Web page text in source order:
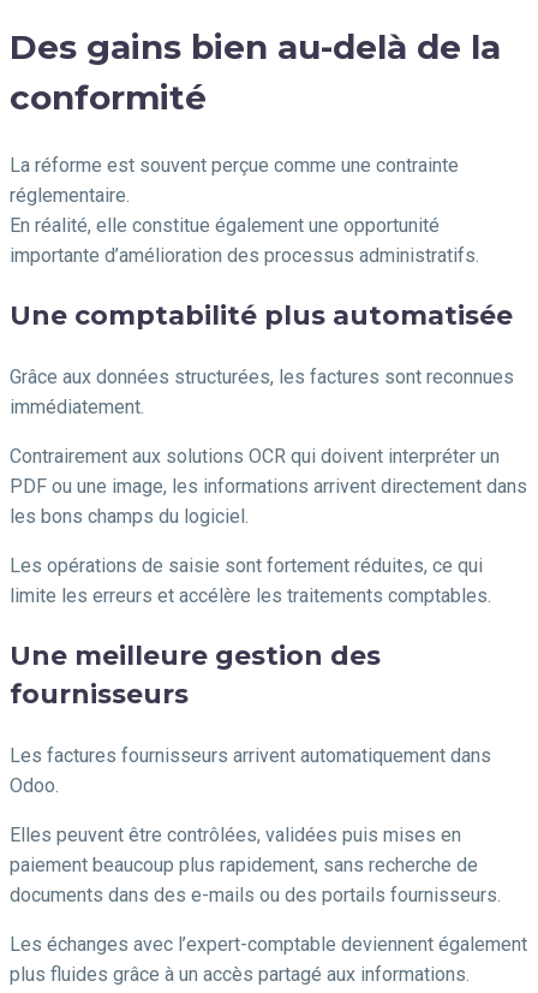
Des gains bien au-delà de la
conformité
La réforme est souvent perçue comme une contrainte
réglementaire.
En réalité, elle constitue également une opportunité
importante d’amélioration des processus administratifs.
Une comptabilité plus automatisée
Grâce aux données structurées, les factures sont reconnues
immédiatement.
Contrairement aux solutions OCR qui doivent interpréter un
PDF ou une image, les informations arrivent directement dans
les bons champs du logiciel.
Les opérations de saisie sont fortement réduites, ce qui
limite les erreurs et accélère les traitements comptables.
Une meilleure gestion des
fournisseurs
Les factures fournisseurs arrivent automatiquement dans
Odoo.
Elles peuvent être contrôlées, validées puis mises en
paiement beaucoup plus rapidement, sans recherche de
documents dans des e-mails ou des portails fournisseurs.
Les échanges avec l’expert-comptable deviennent également
plus fluides grâce à un accès partagé aux informations.